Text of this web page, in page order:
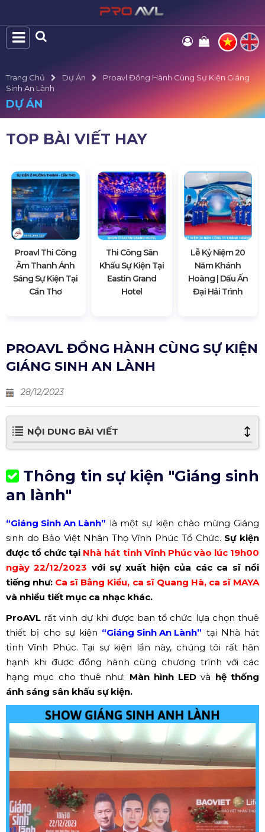
Trang Chủ Dự Án
Proavl Đồng Hành Cùng Sự Kiện Giáng
Sinh An Lành
DỰ ÁN
TOP BÀI VIẾT HAY
Proavl Thi Công
Âm Thanh Ánh
Sáng Sự Kiện Tại
Cần Thơ
Thi Công Sân
Khấu Sự Kiện Tại
Eastin Grand
Hotel
Lễ Kỷ Niệm 20
Năm Khánh
Hoàng | Dấu Ấn
Đại Hải Trình
PROAVL ĐỒNG HÀNH CÙNG SỰ KIỆN
GIÁNG SINH AN LÀNH
28/12/2023
NỘI DUNG BÀI VIẾT
Thông tin sự kiện "Giáng sinh
an lành"
“Giáng Sinh An Lành” là một sự kiện chào mừng Giáng
sinh do Bảo Việt Nhân Thọ Vĩnh Phúc Tổ Chức. Sự kiện
được tổ chức tại Nhà hát tỉnh Vĩnh Phúc vào lúc 19h00
ngày 22/12/2023 với sự xuất hiện của các ca sĩ nổi
tiếng như: Ca sĩ Bằng Kiều, ca sĩ Quang Hà, ca sĩ MAYA
và nhiều tiết mục ca nhạc khác.
ProAVL rất vinh dự khi được ban tổ chức lựa chọn thuê
thiết bị cho sự kiện “Giáng Sinh An Lành” tại Nhà hát
tỉnh Vĩnh Phúc. Tại sự kiện lần này, chúng tôi rất hân
hạnh khi được đồng hành cùng chương trình với các
hạng mục cho thuê như: Màn hình LED và hệ thống
ánh sáng sân khấu sự kiện.